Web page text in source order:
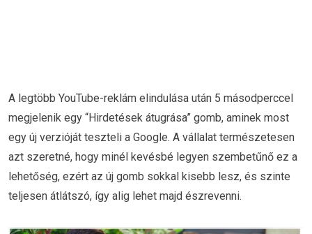
A legtöbb YouTube-reklám elindulása után 5 másodperccel
megjelenik egy “Hirdetések átugrása” gomb, aminek most
egy új verzióját teszteli a Google. A vállalat természetesen
azt szeretné, hogy minél kevésbé legyen szembetűnő ez a
lehetőség, ezért az új gomb sokkal kisebb lesz, és szinte
teljesen átlátszó, így alig lehet majd észrevenni.